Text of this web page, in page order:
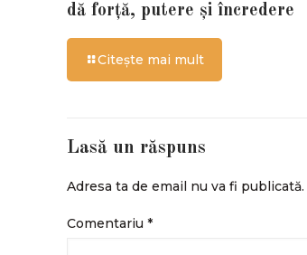
dă forță, putere și încredere
Citește mai mult
Lasă un răspuns
Adresa ta de email nu va fi publicată.
Comentariu *